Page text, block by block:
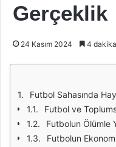
Gerçeklik
24 Kasım 2024 4
Futbol Sahasında
Futbol ve
Futbolun Ölümle
Futbolun